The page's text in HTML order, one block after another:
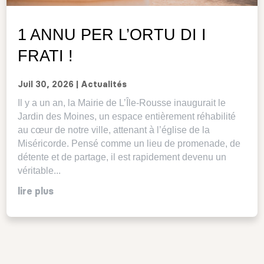
1 ANNU PER L’ORTU DI I
FRATI !
Juil 30, 2026 Actualités
Il y a un an, la Mairie de L’Île-Rousse inaugurait le
Jardin des Moines, un espace entièrement réhabilité
au cœur de notre ville, attenant à l’église de la
Miséricorde. Pensé comme un lieu de promenade, de
détente et de partage, il est rapidement devenu un
véritable...
lire plus